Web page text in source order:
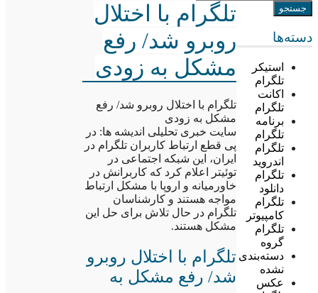
دسته‌ها
استیکر
تلگرام
اکانت
تلگرام
برنامه
تلگرام
تلگرام
اندروید
تلگرام
دانلود
تلگرام
کامپیوتر
تلگرام
گروه
دسته‌بندی
نشده
عکس
تلگرام با اختلال
روبرو شد/ رفع
مشکل به زودی
تلگرام با اختلال روبرو شد/ رفع
مشکل به زودی
سایت خبری تحلیلی اندیشه ها: در
پی قطع ارتباط کاربران تلگرام در
ایران، این شبکه اجتماعی در
توئیتر اعلام کرد که کاربرانش در
خاورمیانه و اروپا با مشکل ارتباط
مواجه هستند و کارشناسان
تلگرام در حال تلاش برای حل این
مشکل هستند.
تلگرام با اختلال روبرو
شد/ رفع مشکل به